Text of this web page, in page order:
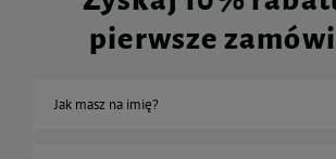
pierwsze
Jak masz na imię?